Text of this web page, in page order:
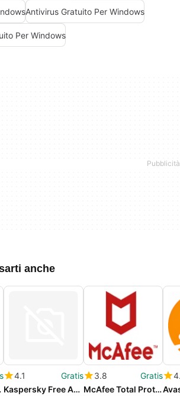
Antivirus Gratuito Per Windows
Per Windows
anche
4.1
Gratis
Kaspersky Free Antivirus
3.8
Gratis
McAfee Total Protection